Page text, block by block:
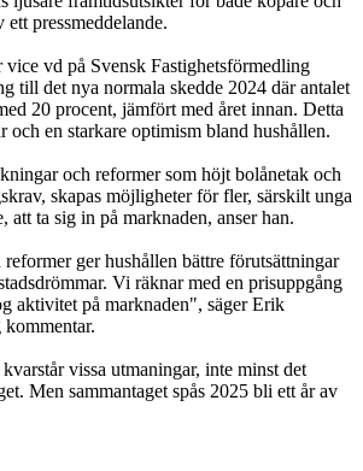
pressmeddelande.
vd på Svensk Fastighetsförmedling
till det nya normala skedde 2024 där antalet
20 procent, jämfört med året innan. Detta
och en starkare optimism bland hushållen.
och reformer som höjt bolånetak och
skapas möjligheter för fler, särskilt unga
att ta sig in på marknaden, anser han.
ger hushållen bättre förutsättningar
Vi räknar med en prisuppgång
aktivitet på marknaden", säger Erik
vissa utmaningar, inte minst det
Men sammantaget spås 2025 bli ett år av